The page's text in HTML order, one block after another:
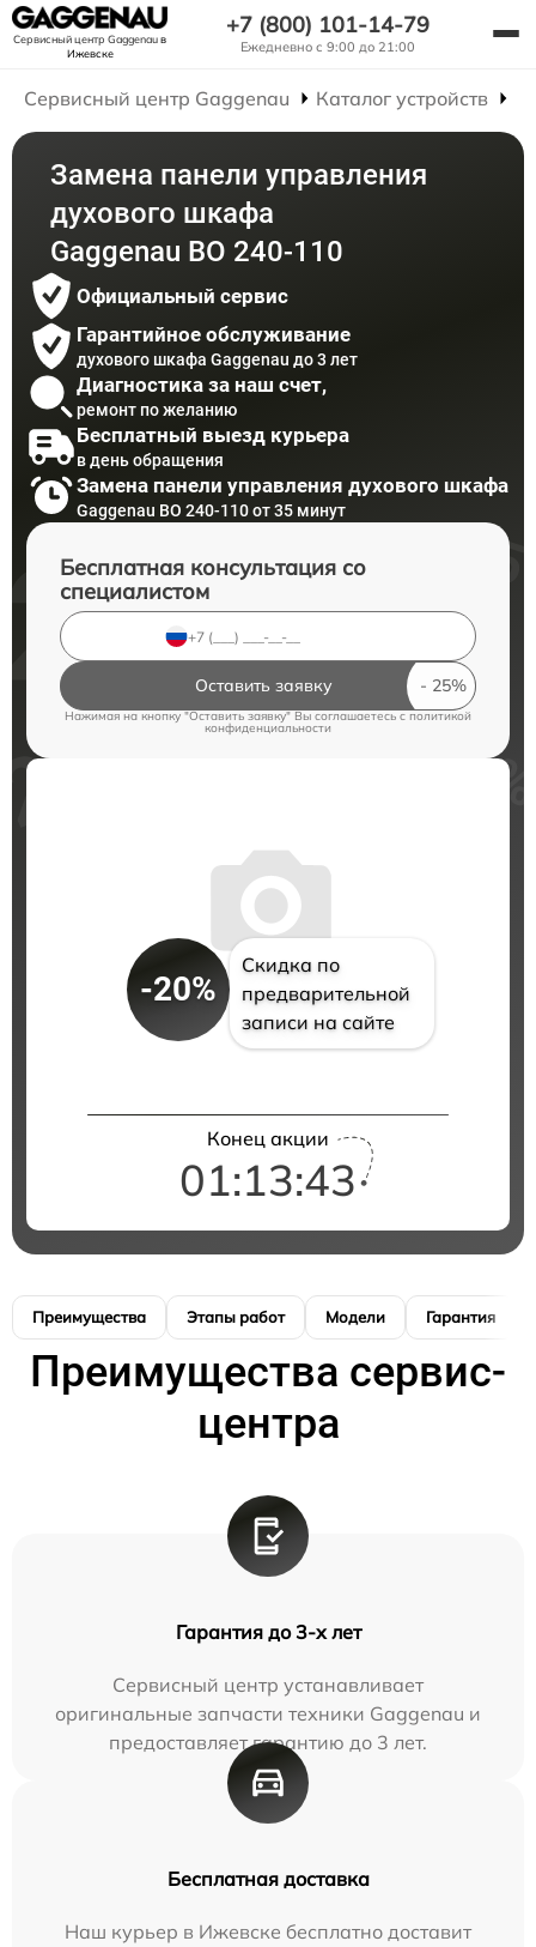
Сервисный центр Gaggenauв
Ижевске
+7 (800) 101-14-79
Ежедневно с 9:00 до 21:00
Сервисный центр Gaggenau Каталог устройств
Замена панели управления
духового шкафа
Gaggenau BO 240-110
Официальный сервис
Гарантийное обслуживание
духового шкафа Gaggenau до 3 лет
Диагностика за наш счет,
ремонт по желанию
Бесплатный выезд курьера
в день обращения
Замена панели управления духового шкафа
Gaggenau BO 240-110 от 35 минут
Бесплатная консультация со
специалистом
Оставить заявку
Нажимая на кнопку "Оставить заявку" Вы соглашаетесь c политикой
конфиденциальности
-20%
Скидка по
предварительной
записи на сайте
Конец акции
01:13:42
Преимущества Этапы работ Модели Гарантия
Преимущества сервис-
центра
Гарантия до 3-х лет
Сервисный центр устанавливает
оригинальные запчасти техники Gaggenau и
предоставляет гарантию до 3 лет.
Бесплатная доставка
Наш курьер в Ижевске бесплатно доставит